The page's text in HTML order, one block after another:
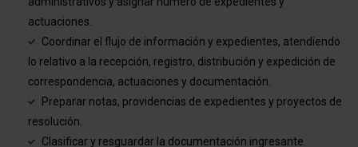
actuaciones.
Coordinar el flujo de información y expedientes, atendiendo
lo relativo a la recepción, registro, distribución y expedición de
correspondencia, actuaciones y documentación.
Preparar notas, providencias de expedientes y proyectos de
resolución.
Clasificar y resguardar la documentación ingresante.